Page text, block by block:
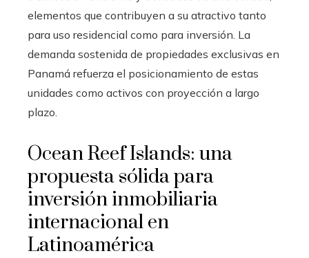
elementos que contribuyen a su atractivo tanto
para uso residencial como para inversión. La
demanda sostenida de propiedades exclusivas en
Panamá refuerza el posicionamiento de estas
unidades como activos con proyección a largo
plazo.
Ocean Reef Islands: una
propuesta sólida para
inversión inmobiliaria
internacional en
Latinoamérica